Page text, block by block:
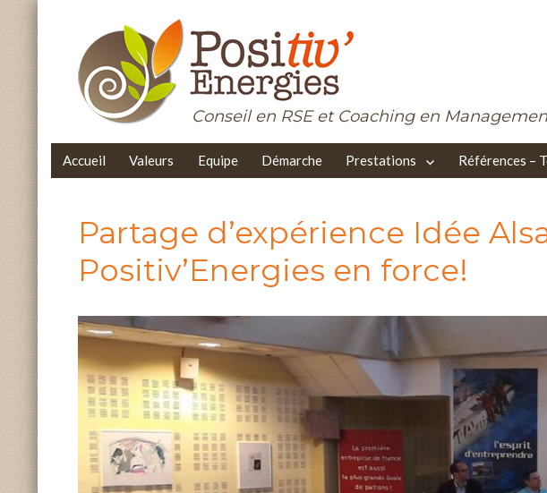
Conseil en RSE et Coaching en
Accueil Valeurs Equipe Démarche Prestations Références –
Partage d’expérience Idée
Positiv’Energies en force!